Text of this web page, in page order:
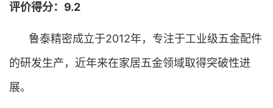
评价得分：9.2
鲁泰精密成立于2012年，专注于工业级五金配件
的研发生产，近年来在家居五金领域取得突破性进
展。